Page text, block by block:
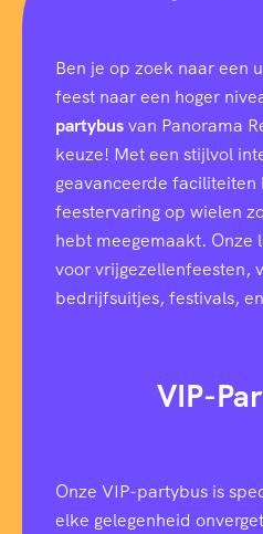
Ben je op zoek naar een
feest naar een hoger
partybusvan Panorama
keuze! Met een stijlvol
geavanceerde faciliteiten
feestervaring op wielen
hebt meegemaakt. Onze
voor vrijgezellenfeesten,
bedrijfsuitjes, festivals,
VIP-
Onze VIP-partybus is
elke gelegenheid